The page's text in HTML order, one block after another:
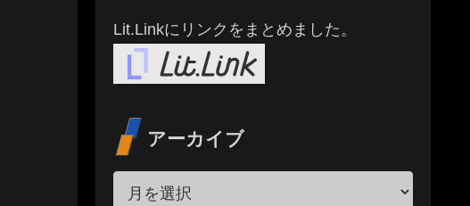
Lit.Linkにリンクをまとめました。
アーカイブ